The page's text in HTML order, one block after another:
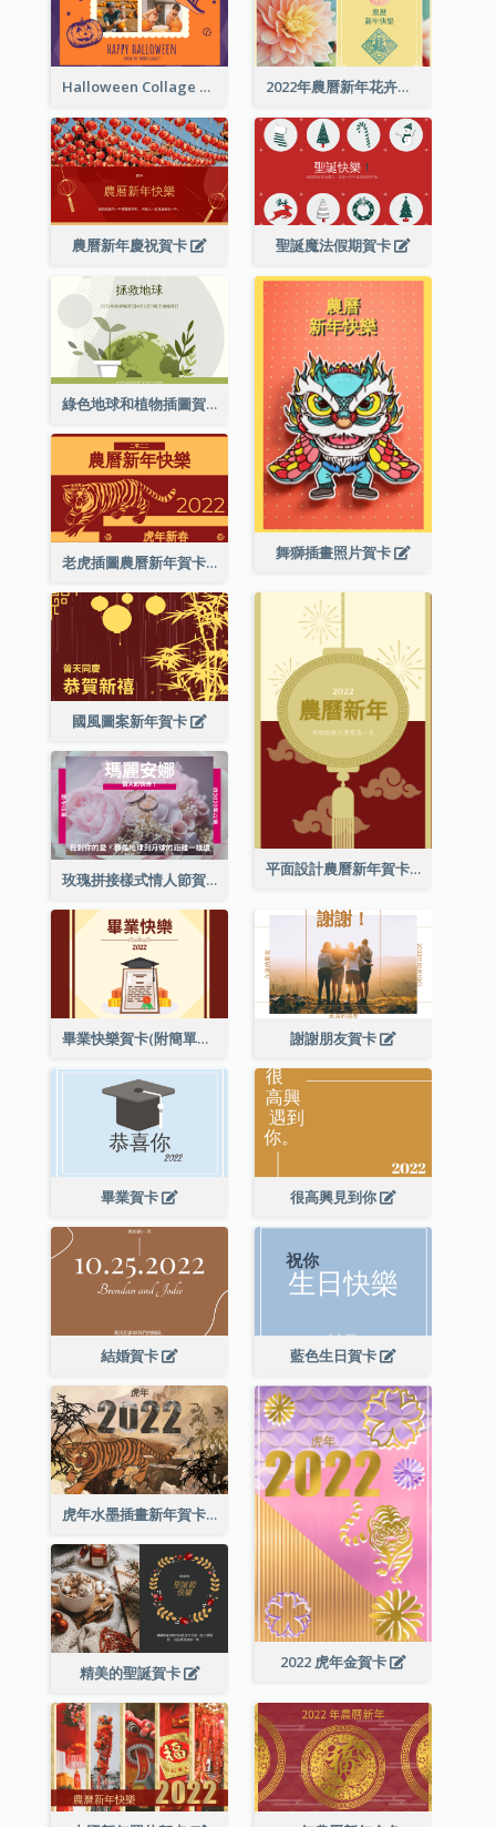
Halloween Collage Greeting Card 2022年農曆新年花卉照片賀卡
農曆新年慶祝賀卡 聖誕魔法假期賀卡
綠色地球和植物插圖賀卡
舞獅插畫照片賀卡
老虎插圖農曆新年賀卡
國風圖案新年賀卡
平面設計農曆新年賀卡與裝飾
玫瑰拼接樣式情人節賀卡
畢業快樂賀卡(附簡單配圖) 謝謝朋友賀卡
畢業賀卡 很高興見到你
結婚賀卡 藍色生日賀卡
虎年水墨插畫新年賀卡
2022 虎年金賀卡
精美的聖誕賀卡